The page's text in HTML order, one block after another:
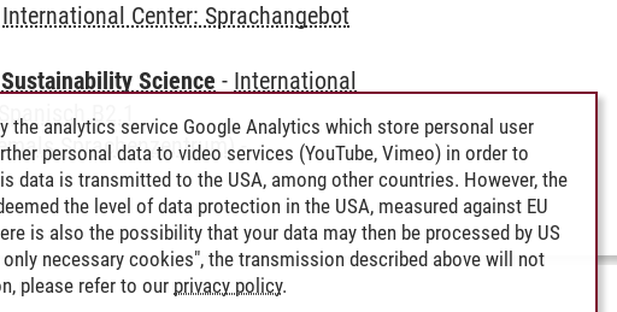
International Center: Sprachangebot
Science - International
Spanisch B2.1
Sprachenzentrum)-
the analytics service Google Analytics which store personal user
personal data to video services (YouTube, Vimeo) in order to
data is transmitted to the USA, among other countries. However, the
the level of data protection in the USA, measured against EU
is also the possibility that your data may then be processed by US
necessary cookies", the transmission described above will not
please refer to our privacy policy.